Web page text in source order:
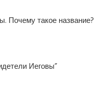
Почему такое название?
Иеговы”